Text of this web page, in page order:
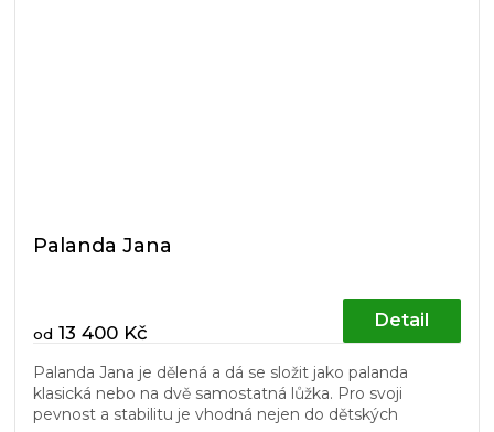
Palanda Jana
od 13 400 Kč
Detail
Palanda Jana je dělená a dá se složit jako palanda
klasická nebo na dvě samostatná lůžka. Pro svoji
pevnost a stabilitu je vhodná nejen do dětských